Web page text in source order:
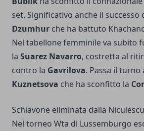
set. Significativo anche il successo
Dzumhur che ha battuto
Nel tabellone femminile va subito
la Suarez Navarro, costretta al
contro la Gavrilova. Passa il turno
Kuznetsova che ha sconfitto la
Schiavone eliminata dalla Niculescu
Nel torneo Wta di Lussemburgo